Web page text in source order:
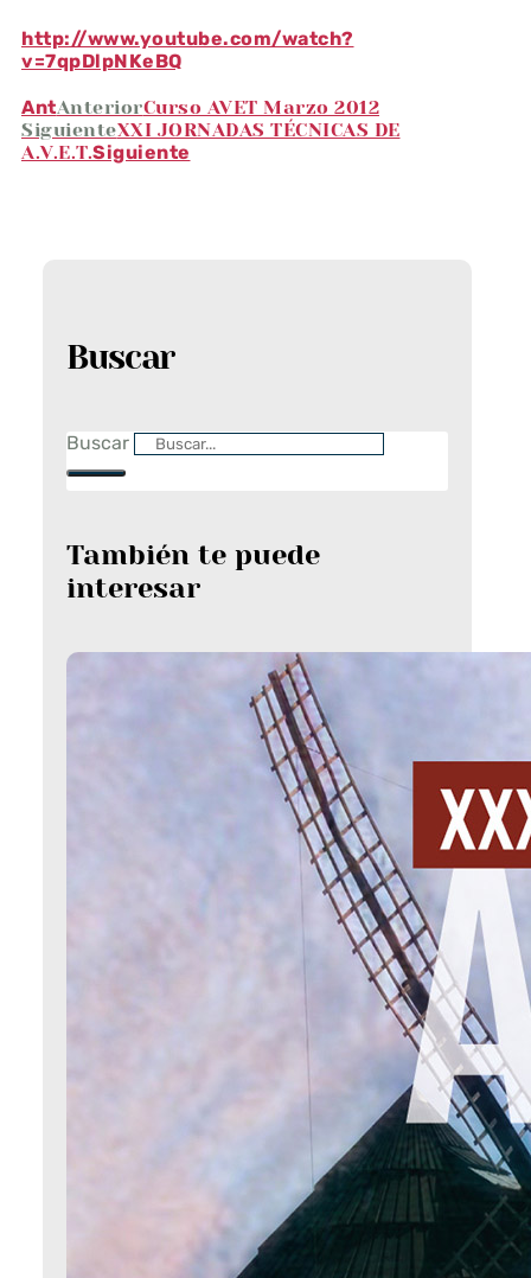
http://www.youtube.com/watch?
v=7qpDlpNKeBQ
AntAnteriorCurso AVET Marzo 2012
SiguienteXXI JORNADAS TÉCNICAS DE
A.V.E.T.Siguiente
Buscar
Buscar
También te puede
interesar